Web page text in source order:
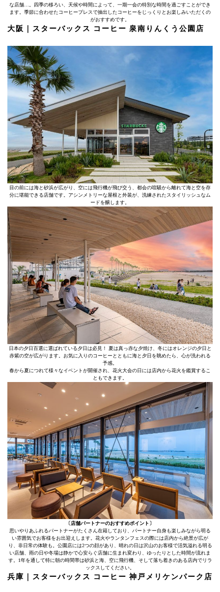
な店舗…。四季の移ろい、天候や時間によって、一期一会の特別な時間を過ごすことができ
ます。季節に合わせたコーヒープレスで抽出したコーヒーをじっくりとお楽しみいただくの
がおすすめです。
大阪｜スターバックス コーヒー 泉南りんくう公園店
目の前には海と砂浜が広がり、空には飛行機が飛び交う、都会の喧騒から離れて海と空を存
分に堪能できる店舗です。アシンメトリーな屋根と外装が、洗練されたスタイリッシュなム
ードを醸します。
日本の夕日百選に選ばれている夕日は必見！ 夏は真っ赤な夕焼け、冬にはオレンジの夕日と
赤紫の空が広がります。お気に入りのコーヒーとともに海と夕日を眺めたら、心が洗われる
予感。
春から夏につれて様々なイベントが開催され、花火大会の日には店内から花火を鑑賞するこ
ともできます。
〔店舗パートナーのおすすめポイント〕
思いやりあふれるパートナーがたくさん在籍しており、パートナー自身も楽しみながら明る
い雰囲気でお客様をお出迎えします。花火やランタンフェスの際には店内から絶景が広が
り、非日常の体験も。公園店には2つの顔があり、晴れの日は沢山のお客様で活気溢れる明る
い店舗、雨の日や冬場は静かで心安らぐ店舗に生まれ変わり、ゆったりとした時間が流れま
す。1年を通して特に朝の時間帯は砂浜と海、空に飛行機、そして落ち着きのある店内でリラ
ックスしてください。
兵庫｜スターバックス コーヒー 神戸メリケンパーク店